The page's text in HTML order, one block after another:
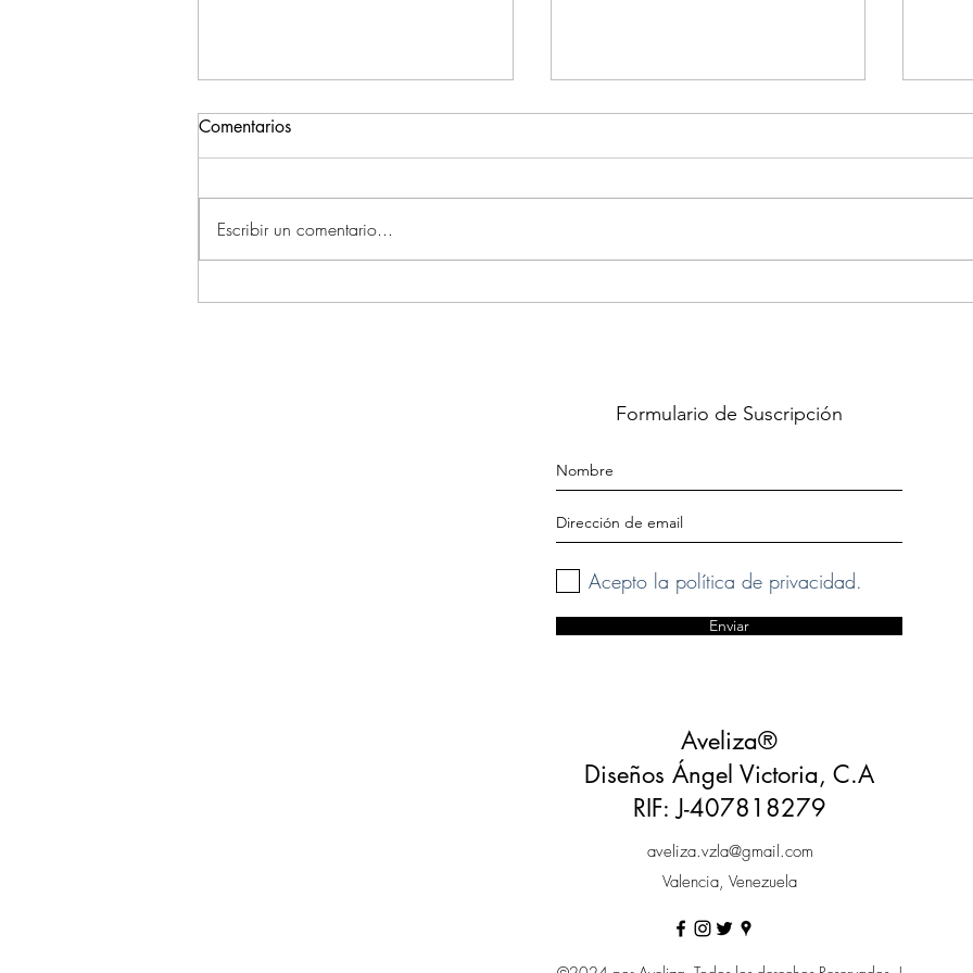
Esenciales en la Lactancia
Amor.. Pero igual te recomendamos
algunos esenciales en la
Comentarios
Escribir un comentario...
Formulario de Suscripción
Acepto la política de privacidad.
Enviar
Aveliza®
Diseños Ángel Victoria, C.A
RIF: J-407818279
aveliza.vzla@gmail.com
Valencia, Venezuela